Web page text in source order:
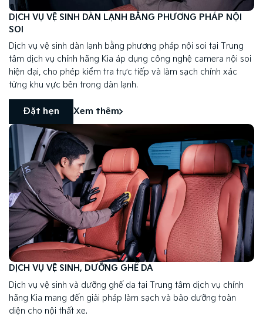
DỊCH VỤ VỆ SINH DÀN LẠNH BẰNG PHƯƠNG PHÁP NỘI
SOI
Dịch vụ vệ sinh dàn lạnh bằng phương pháp nội soi tại Trung
tâm dịch vụ chính hãng Kia áp dụng công nghệ camera nội soi
hiện đại, cho phép kiểm tra trực tiếp và làm sạch chính xác
từng khu vực bên trong dàn lạnh.
Đặt hẹn Xem thêm
DỊCH VỤ VỆ SINH, DƯỠNG GHẾ DA
Dịch vụ vệ sinh và dưỡng ghế da tại Trung tâm dịch vụ chính
hãng Kia mang đến giải pháp làm sạch và bảo dưỡng toàn
diện cho nội thất xe.